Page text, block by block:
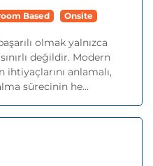
Based Onsite
olmak yalnızca
değildir. Modern
anlamalı,
sürecinin he...